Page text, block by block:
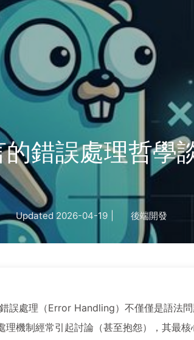
錯誤處理哲學
Updated 2026-04-19 後端開發
誤處理（Error Handling）不僅僅是語法
理機制經常引起討論（甚至抱怨），其最核